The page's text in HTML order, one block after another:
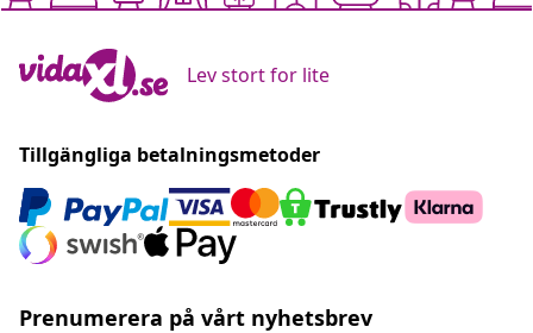
Lev stort for lite
Tillgängliga betalningsmetoder
Prenumerera på vårt nyhetsbrev